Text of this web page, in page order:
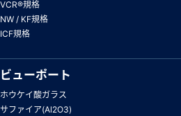
VCR®規格
NW / KF規格
ICF規格
ビューポート
ホウケイ酸ガラス
サファイア(Al2O3)